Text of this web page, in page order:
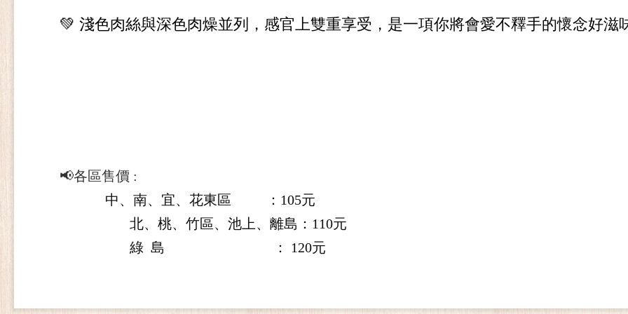
💚淺色肉絲與深色肉燥並列，感官上雙重享受，是一項你將會愛不釋手的懷念好滋
📢各區售價 :
中、南、宜、花東區 ： 105元
北、桃、竹區、池上、離島： 110元
綠 島 ： 120元